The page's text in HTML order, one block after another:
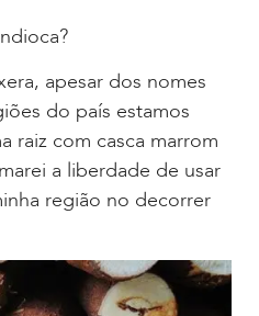
apesar dos nomes
do país estamos
raiz com casca marrom
a liberdade de usar
região no decorrer